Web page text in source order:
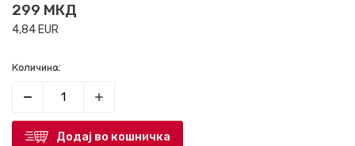
299 МКД
4,84EUR
Количина:
Додај во кошничка